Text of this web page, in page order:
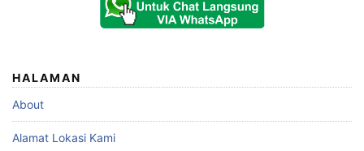
HALAMAN
About
Alamat Lokasi Kami